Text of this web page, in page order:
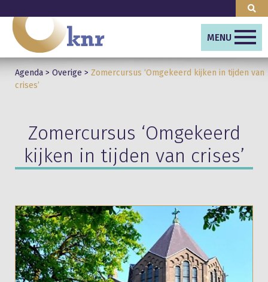
MENU
Agenda > Overige > Zomercursus ‘Omgekeerd kijken in tijden van
crises’
Zomercursus ‘Omgekeerd
kijken in tijden van crises’